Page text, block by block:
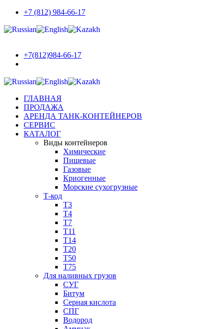
+7 (812) 984-66-17
+7(812)984-66-17
ГЛАВНАЯ
ПРОДАЖА
АРЕНДА ТАНК-КОНТЕЙНЕРОВ
СЕРВИС
КАТАЛОГ
Виды контейнеров
Химические
Пищевые
Газовые
Криогенные
Морские сухогрузные
Т-код
Т3
Т4
Т7
Т11​
Т14
Т20
Т50
Т75
Для наливных грузов
СУГ
Битум
Серная кислота
СПГ
Водород